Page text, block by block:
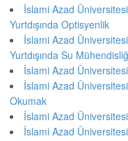
İslami Azad
Yurtdışında Optisyenlik
İslami Azad
Yurtdışında Su
İslami Azad
İslami Azad
Okumak
İslami Azad
İslami Azad